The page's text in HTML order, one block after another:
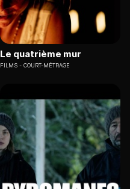
Le quatrième mur
FILMS COURT-MÉTRAGE